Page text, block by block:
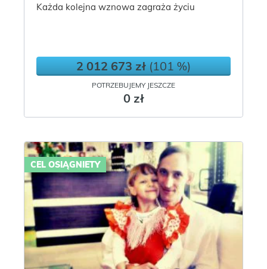
Każda kolejna wznowa zagraża życiu
2 012 673 zł(101 %)
POTRZEBUJEMY JESZCZE
0 zł
CEL OSIĄGNIETY